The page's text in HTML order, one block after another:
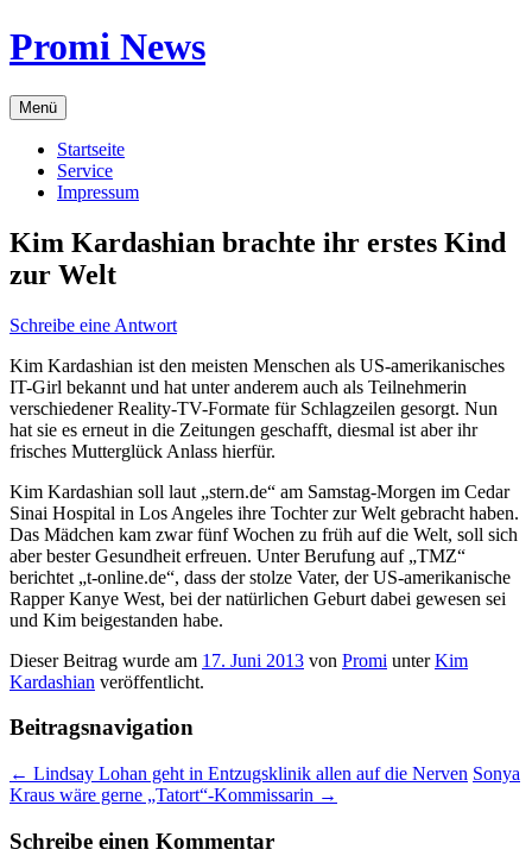
Zum
Inhalt
Promi News
Menü
Startseite
Service
Impressum
Kim Kardashian brachte ihr erstes Kind
zur Welt
Schreibe eine Antwort
Kim Kardashian ist den meisten Menschen als US-amerikanisches
IT-Girl bekannt und hat unter anderem auch als Teilnehmerin
verschiedener Reality-TV-Formate für Schlagzeilen gesorgt. Nun
hat sie es erneut in die Zeitungen geschafft, diesmal ist aber ihr
frisches Mutterglück Anlass hierfür.
Kim Kardashian soll laut „stern.de“ am Samstag-Morgen im Cedar
Sinai Hospital in Los Angeles ihre Tochter zur Welt gebracht haben.
Das Mädchen kam zwar fünf Wochen zu früh auf die Welt, soll sich
aber bester Gesundheit erfreuen. Unter Berufung auf „TMZ“
berichtet „t-online.de“, dass der stolze Vater, der US-amerikanische
Rapper Kanye West, bei der natürlichen Geburt dabei gewesen sei
und Kim beigestanden habe.
Dieser Beitrag wurde am 17. Juni 2013 von Promi unterKim
Kardashian veröffentlicht.
Beitragsnavigation
← Lindsay Lohan geht in Entzugsklinik allen auf die Nerven Sonya
Kraus wäre gerne „Tatort“-Kommissarin →
Schreibe einen Kommentar